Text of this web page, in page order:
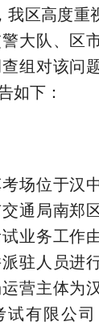
我区高度重
大队、区
组对该问
如下：
场位于汉
通局南郑
业务工作
驻人员进
营主体为
试有限公